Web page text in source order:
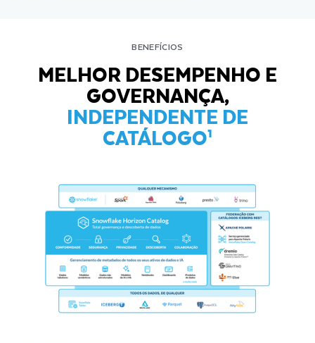
BENEFÍCIOS
MELHOR DESEMPENHO E
GOVERNANÇA,
INDEPENDENTE DE
CATÁLOGO¹